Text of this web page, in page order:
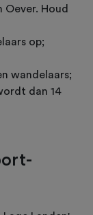
Oever. Houd
op;
wandelaars;
dan 14